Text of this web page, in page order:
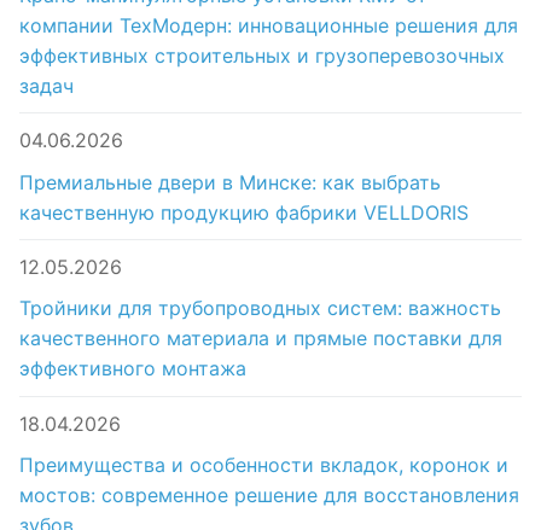
компании ТехМодерн: инновационные решения для
эффективных строительных и грузоперевозочных
задач
04.06.2026
Премиальные двери в Минске: как выбрать
качественную продукцию фабрики VELLDORIS
12.05.2026
Тройники для трубопроводных систем: важность
качественного материала и прямые поставки для
эффективного монтажа
18.04.2026
Преимущества и особенности вкладок, коронок и
мостов: современное решение для восстановления